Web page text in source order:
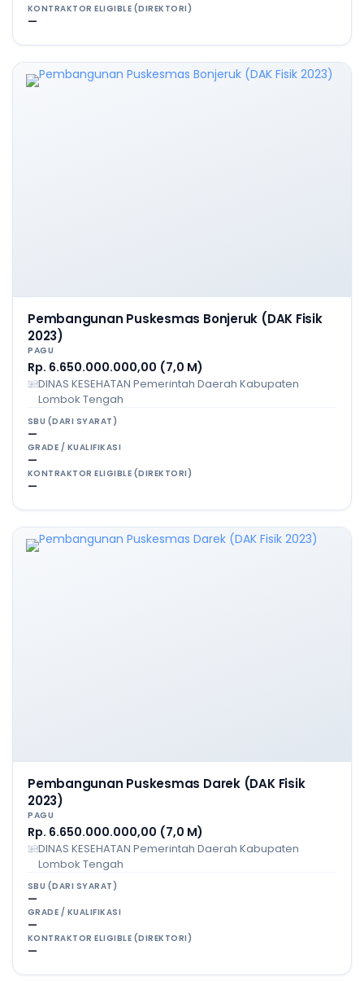
KONTRAKTOR ELIGIBLE (DIREKTORI)
—
Pembangunan Puskesmas Bonjeruk (DAK Fisik
2023)
PAGU
Rp. 6.650.000.000,00 (7,0 M)
DINAS KESEHATAN Pemerintah Daerah Kabupaten
Lombok Tengah
SBU (DARI SYARAT)
—
GRADE / KUALIFIKASI
—
KONTRAKTOR ELIGIBLE (DIREKTORI)
—
Pembangunan Puskesmas Darek (DAK Fisik
2023)
PAGU
Rp. 6.650.000.000,00 (7,0 M)
DINAS KESEHATAN Pemerintah Daerah Kabupaten
Lombok Tengah
SBU (DARI SYARAT)
—
GRADE / KUALIFIKASI
—
KONTRAKTOR ELIGIBLE (DIREKTORI)
—